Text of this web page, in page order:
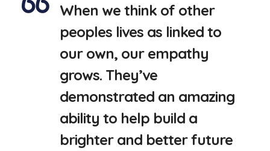
When we think of other
peoples lives as linked to
our own, our empathy
grows. They’ve
demonstrated an amazing
ability to help build a
brighter and better future